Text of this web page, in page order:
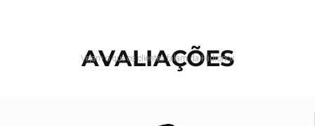
AVALIAÇÕES
Vejam o que os clientes falam da Hidronox